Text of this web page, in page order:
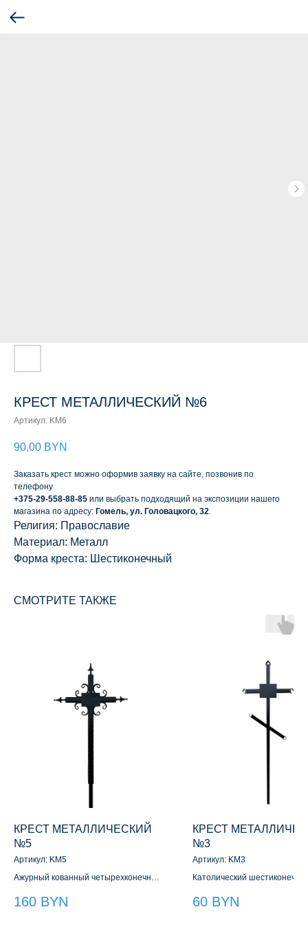
КРЕСТ МЕТАЛЛИЧЕСКИЙ №6
Артикул: KM6
90,00 BYN
Заказать крест можно оформив заявку на сайте, позвонив по
телефону
+375-29-558-88-85 или выбрать подходящий на экспозиции нашего
магазина по адресу: Гомель, ул. Головацкого, 32.
Религия: Православие
Материал: Металл
Форма креста: Шестиконечный
СМОТРИТЕ ТАКЖЕ
КРЕСТ МЕТАЛЛИЧЕСКИЙ
№5
Артикул: KM5
Ажурный кованный четырехконечный
160 BYN
КРЕСТ
№3
Артикул: KM3
Католический
60 BYN